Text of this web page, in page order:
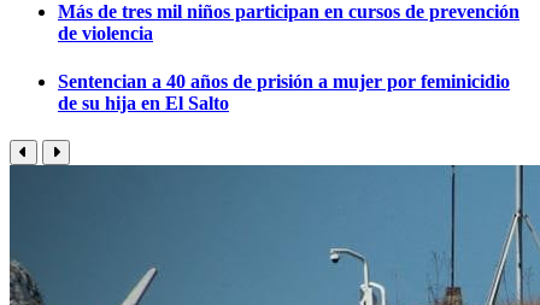
Más de tres mil niños participan en cursos de prevención
de violencia
Sentencian a 40 años de prisión a mujer por feminicidio
de su hija en El Salto